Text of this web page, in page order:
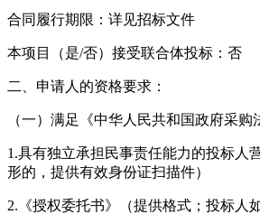
合同履行期限：详见招标文件
本项目（是/否）接受联合体投标：否
二、申请人的资格要求：
（一）满足《中华人民共和国政府采购
1.具有独立承担民事责任能力的投标人
形的，提供有效身份证扫描件）
2.《授权委托书》（提供格式；投标人